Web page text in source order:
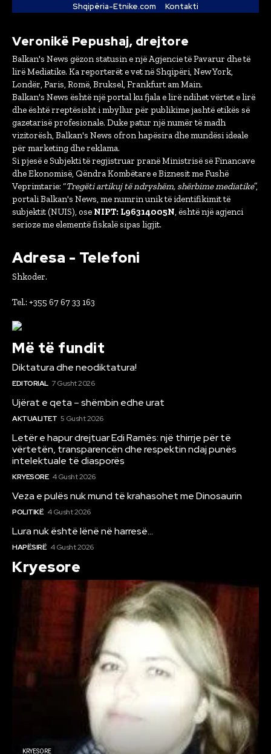
Shqipëria-Etnike.com
Kontakti
Veronikë Pepushaj, drejtore
Balkan's News gëzon statusin e një Agjencie të Pavarur dhe të
lirë Mediatike. Ka reporterët e vet në Shqipëri, New York,
Londër, Paris, Romë, Bruksel, Frankfurt am Main.
Balkan's News është një portal ku fjala e lirë ndihet vërtet e lirë
dhe është rreptësisht i mbyllur për publikime jashtë etikës së
gazetarisë profesionale. Duke patur një numër të madh
vizitorësh, Balkan's News ofron hapësira dhe mundësi ideale
për marketing dhe reklama.
Si pjesë e Subjekti të regjistruar pranë Ministrisë së Financave
dhe Ekonomisë, Qëndra Kombëtare e Biznesit me Fushë
Veprimtarie: “Tregëti artikuj të ndryshëm, shërbime mediatike”,
portali Balkan's News, me numrin unik të identifikimit të
subjektit (NUIS), ose NIPT: L96314005N, është një agjenci
serioze me elementë fiskalë sipas ligjit.
Adresa - Telefoni
Shkoder.
Tel.: +355 67 67 33 163
Më të fundit
Diktatura dhe neodiktatura!
EDITORIAL 7 Gusht 2026
Ujërat e qeta – shëmbin edhe urat
AKTUALITET 5 Gusht 2026
Letër e hapur drejtuar Edi Ramës: një thirrje për të
vërtetën, transparencën dhe respektin ndaj punës
intelektuale të diasporës
KRYESORE 4 Gusht 2026
Veza e pulës nuk mund të krahasohet me Dinosaurin
POLITIKË 4 Gusht 2026
Lura nuk është lënë në harresë…
HAPËSIRË 4 Gusht 2026
Kryesore
KRYESORE